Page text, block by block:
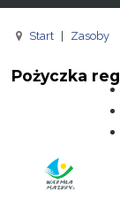
FE
Pożyczki
Pożyczki
Start Zasoby
Pożyczka